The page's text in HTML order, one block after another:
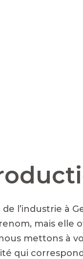
l’industrie à
mais
mettons à
qui